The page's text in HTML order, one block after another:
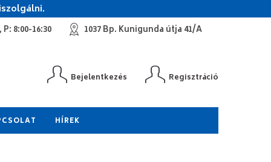
8:00-16:30 1037 Bp. Kunigunda útja 41/A
Bejelentkezés Regisztráció
HÍREK